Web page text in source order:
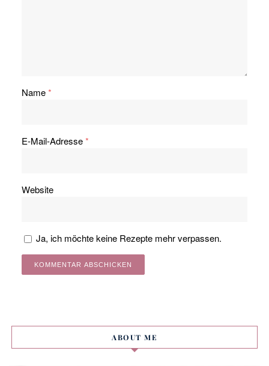
Name*
E-Mail-Adresse*
Website
Ja, ich möchte keine Rezepte mehr verpassen.
ABOUT ME